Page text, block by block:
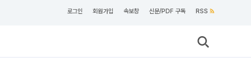
로그인 회원가입 속보창 신문/PDF 구독 RSS